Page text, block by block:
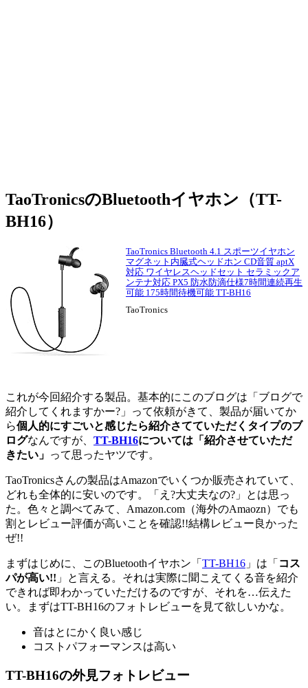
TaoTronicsのBluetoothイヤホン（TT-
BH16）
TaoTronics Bluetooth 4.1 スポーツイヤホン
マグネット内臓式ヘッドホン CD音質 aptX
対応 ワイヤレスヘッドセット セラミックア
ンテナ対応 PX5 防水防滴仕様7時間連続再生
可能 175時間待機可能 TT-BH16
TaoTronics
これが今回紹介する製品。基本的にこのブログは「ブログで
紹介してくれますかー?」って依頼がきて、製品が届いてか
ら個人的にすごいと感じたら紹介さてていただくタイプのブ
ログなんですが、 TT-BH16については「紹介させていただ
きたい」 って思ったヤツです。
TaoTronicsさんの製品はAmazonでいくつか販売されていて、
どれも全体的に安いのです。「え?大丈夫なの?」とは思っ
た。色々と調べてみて、Amazon.com（海外のAmaozn）でも
割とレビュー評価が高いことを確認!!結構レビュー良かった
ぜ!!
まずはじめに、このBluetoothイヤホン「 TT-BH16 」は「 コス
パが高い!! 」と言える。それは実際に聞こえてくる音を紹介
できれば即わかっていただけるのですが、それを…伝えた
い。まずはTT-BH16のフォトレビューを見て欲しいかな。
音はとにかく良い感じ
コストパフォーマンスは高い
TT-BH16の外見フォトレビュー